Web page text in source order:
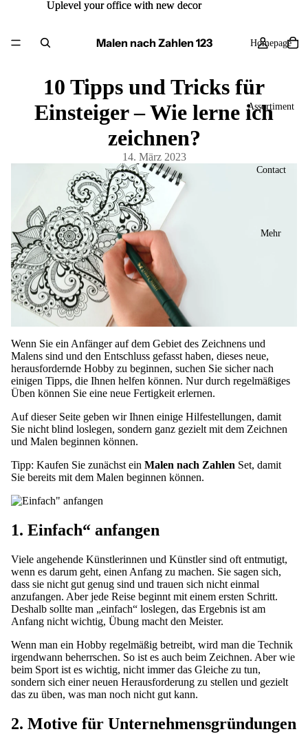
Uplevel your office with new decor
Uplevel your office with new decor
Malen nach Zahlen 123 Homepage
Assortiment
Contact
Mehr
10 Tipps und Tricks für
Einsteiger – Wie lerne ich
zeichnen?
14. März 2023
Wenn Sie ein Anfänger auf dem Gebiet des Zeichnens und
Malens sind und den Entschluss gefasst haben, dieses neue,
herausfordernde Hobby zu beginnen, suchen Sie sicher nach
einigen Tipps, die Ihnen helfen können. Nur durch regelmäßiges
Üben können Sie eine neue Fertigkeit erlernen.
Auf dieser Seite geben wir Ihnen einige Hilfestellungen, damit
Sie nicht blind loslegen, sondern ganz gezielt mit dem Zeichnen
und Malen beginnen können.
Tipp: Kaufen Sie zunächst ein Malen nach Zahlen Set, damit
Sie bereits mit dem Malen beginnen können.
1. Einfach“ anfangen
Viele angehende Künstlerinnen und Künstler sind oft entmutigt,
wenn es darum geht, einen Anfang zu machen. Sie sagen sich,
dass sie nicht gut genug sind und trauen sich nicht einmal
anzufangen. Aber jede Reise beginnt mit einem ersten Schritt.
Deshalb sollte man „einfach“ loslegen, das Ergebnis ist am
Anfang nicht wichtig, Übung macht den Meister.
Wenn man ein Hobby regelmäßig betreibt, wird man die Technik
irgendwann beherrschen. So ist es auch beim Zeichnen. Aber wie
beim Sport ist es wichtig, nicht immer das Gleiche zu tun,
sondern sich einer neuen Herausforderung zu stellen und gezielt
das zu üben, was man noch nicht gut kann.
2. Motive für Unternehmensgründungen